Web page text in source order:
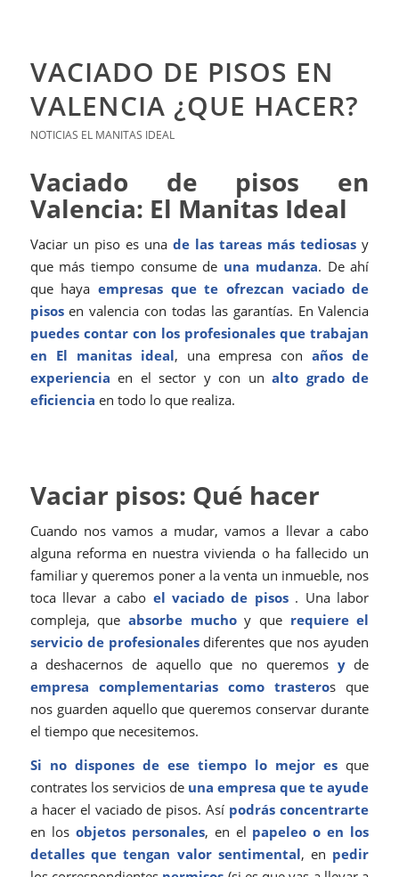
VACIADO DE PISOS EN
VALENCIA ¿QUE HACER?
NOTICIAS EL MANITAS IDEAL
Vaciado de pisos en
Valencia: El Manitas Ideal
Vaciar un piso es una de las tareas más tediosas y
que más tiempo consume de una mudanza. De ahí
que haya empresas que te ofrezcan vaciado de
pisosen valencia con todas las garantías. En Valencia
puedes contar con los profesionales que trabajan
en El manitas ideal, una empresa conaños de
experiencia en el sector y con unalto grado de
eficiencia en todo lo que realiza.
Vaciar pisos: Qué hacer
Cuando nos vamos a mudar, vamos a llevar a cabo
alguna reforma en nuestra vivienda o ha fallecido un
familiar y queremos poner a la venta un inmueble, nos
toca llevar a cabo el vaciado de pisos. Una labor
compleja, que absorbe muchoy que requiere el
servicio de profesionalesdiferentes que nos ayuden
a deshacernos de aquello que no queremos yde
empresa complementarias como trasteros que
nos guarden aquello que queremos conservar durante
el tiempo que necesitemos.
Si no dispones de ese tiempo lo mejor es que
contrates los servicios de una empresa que te ayude
a hacer el vaciado de pisos. Así podrás concentrarte
en los objetos personales, en el papeleo o en los
detalles que tengan valor sentimental, en pedir